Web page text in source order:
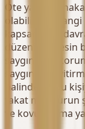
Öte yandan,
olabilir.
kapsamında
düzeni herkesin
saygınlığını
saygınlığını
halinde de bu
fakat mağdurun
ve kovuşturma